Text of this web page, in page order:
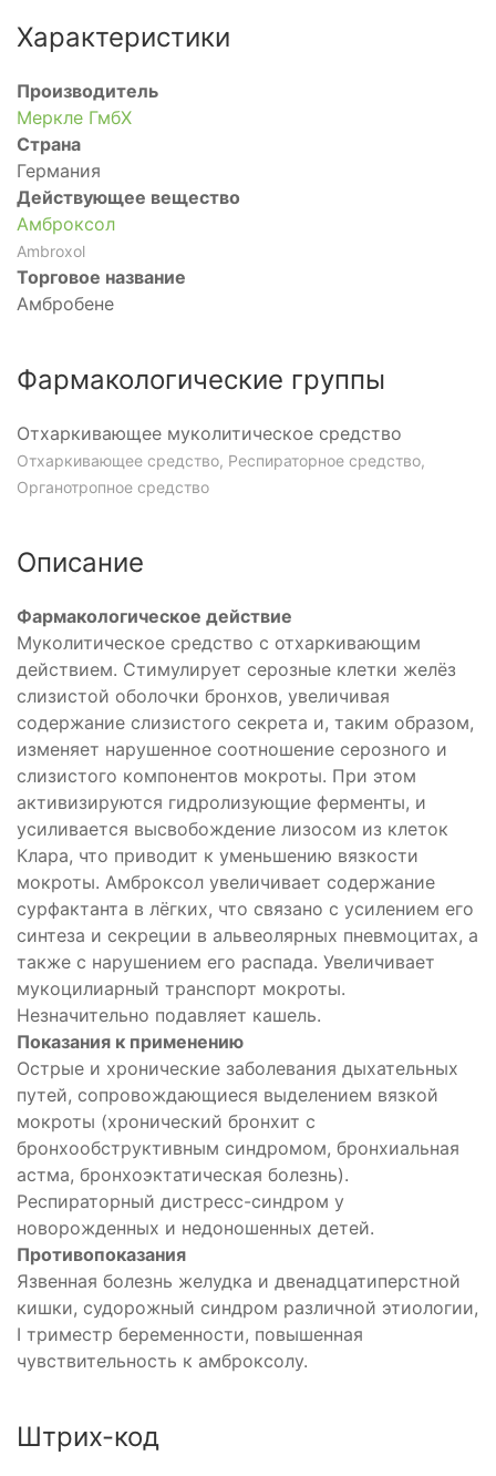
Характеристики
Производитель
Меркле ГмбХ
Страна
Германия
Действующее вещество
Амброксол
Ambroxol
Торговое название
Амбробене
Фармакологические группы
Отхаркивающее муколитическое средство
Отхаркивающее средство, Респираторное средство,
Органотропное средство
Описание
Фармакологическое действие
Муколитическое средство с отхаркивающим
действием. Стимулирует серозные клетки желёз
слизистой оболочки бронхов, увеличивая
содержание слизистого секрета и, таким образом,
изменяет нарушенное соотношение серозного и
слизистого компонентов мокроты. При этом
активизируются гидролизующие ферменты, и
усиливается высвобождение лизосом из клеток
Клара, что приводит к уменьшению вязкости
мокроты. Амброксол увеличивает содержание
сурфактанта в лёгких, что связано с усилением его
синтеза и секреции в альвеолярных пневмоцитах, а
также с нарушением его распада. Увеличивает
мукоцилиарный транспорт мокроты.
Незначительно подавляет кашель.
Показания к применению
Острые и хронические заболевания дыхательных
путей, сопровождающиеся выделением вязкой
мокроты (хронический бронхит с
бронхообструктивным синдромом, бронхиальная
астма, бронхоэктатическая болезнь).
Респираторный дистресс-синдром у
новорожденных и недоношенных детей.
Противопоказания
Язвенная болезнь желудка и двенадцатиперстной
кишки, судорожный синдром различной этиологии,
I триместр беременности, повышенная
чувствительность к амброксолу.
Штрих-код